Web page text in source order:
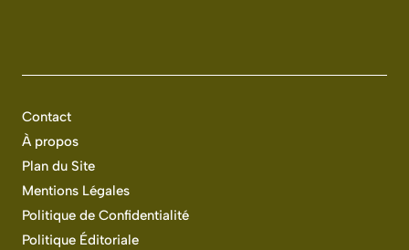
Contact
À propos
Plan du Site
Mentions Légales
Politique de Confidentialité
Politique Éditoriale